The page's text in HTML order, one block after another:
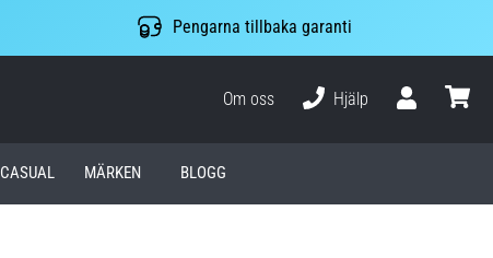
Pengarna tillbaka garanti
Om oss
Hjälp
CASUAL MÄRKEN BLOGG